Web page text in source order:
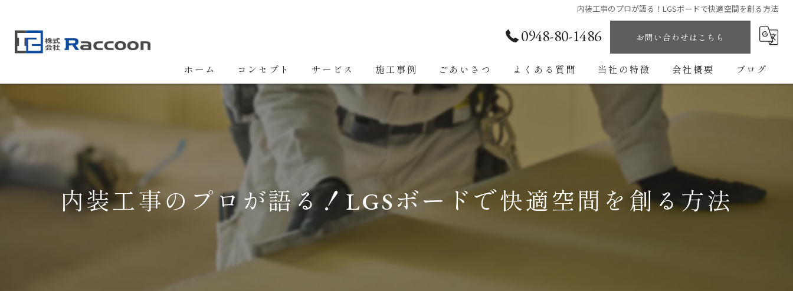
内装工事のプロが語る！LGSボードで快適空間を創る方法
0948-80-1486 お問い合わせはこちら
ホーム コンセプト サービス 施工事例 ごあいさつ よくある質問 当社の特徴
オフィス
クリニック
ホテル
会社概要 ブログ
内装工事のプロが語る！LGSボードで快適空間を創る方法